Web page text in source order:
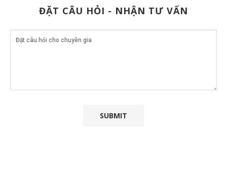
ĐẶT CÂU HỎI - NHẬN TƯ VẤN